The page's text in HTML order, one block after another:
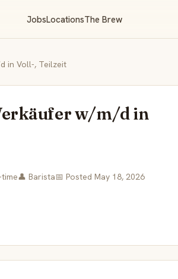
JobsLocationsThe Brew
in Voll-, Teilzeit
w/m/d in
👤 Barista📅 Posted May 18, 2026